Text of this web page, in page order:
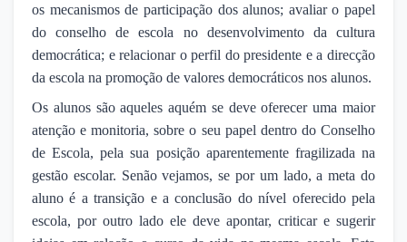
os mecanismos de participação dos alunos; avaliar o papel
do conselho de escola no desenvolvimento da cultura
democrática; e relacionar o perfil do presidente e a direcção
da escola na promoção de valores democráticos nos alunos.
Os alunos são aqueles aquém se deve oferecer uma maior
atenção e monitoria, sobre o seu papel dentro do Conselho
de Escola, pela sua posição aparentemente fragilizada na
gestão escolar. Senão vejamos, se por um lado, a meta do
aluno é a transição e a conclusão do nível oferecido pela
escola, por outro lado ele deve apontar, criticar e sugerir